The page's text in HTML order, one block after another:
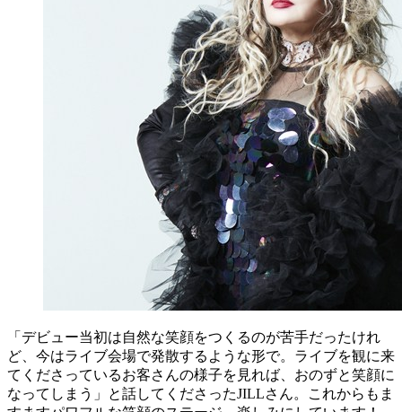
「デビュー当初は自然な笑顔をつくるのが苦手だったけれ
ど、今はライブ会場で発散するような形で。ライブを観に来
てくださっているお客さんの様子を見れば、おのずと笑顔に
なってしまう」と話してくださったJILLさん。これからもま